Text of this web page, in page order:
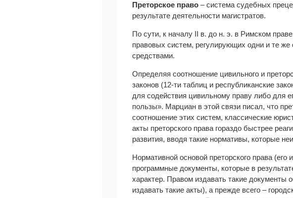
Преторское право – система судебных
результате деятельности магистратов.
По сути, к началу II в. до н. э. в Римском
правовых систем, регулирующих одни и те
средствами.
Определяя соотношение цивильного и
законов (12-ти таблиц и республиканские
для содействия цивильному праву либо для
пользы». Марциан в этой связи писал, что
соотношение этих систем, классические
акты преторского права гораздо быстрее
развития, вводя такие нормативы, которые
Нормативной основой преторского права (его
программные документы, которые в
характер. Правом издавать такие документы
издавать такие акты), а прежде всего –